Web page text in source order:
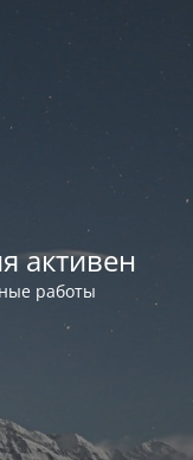
активен
работы